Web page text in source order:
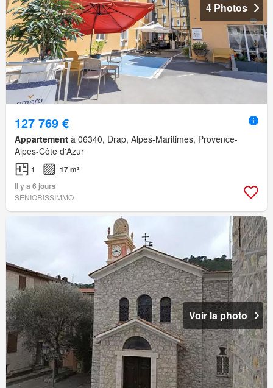
4 Photos
127 769 €
Appartement à 06340, Drap, Alpes-Maritimes, Provence-
Alpes-Côte d'Azur
1
17 m²
Il y a 6 jours
SENIORISSIMMO
Voir la photo